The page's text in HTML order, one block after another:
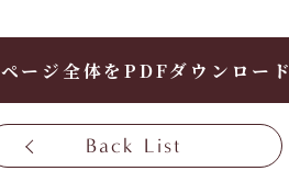
ページ全体をPDFダウンロード
Back List